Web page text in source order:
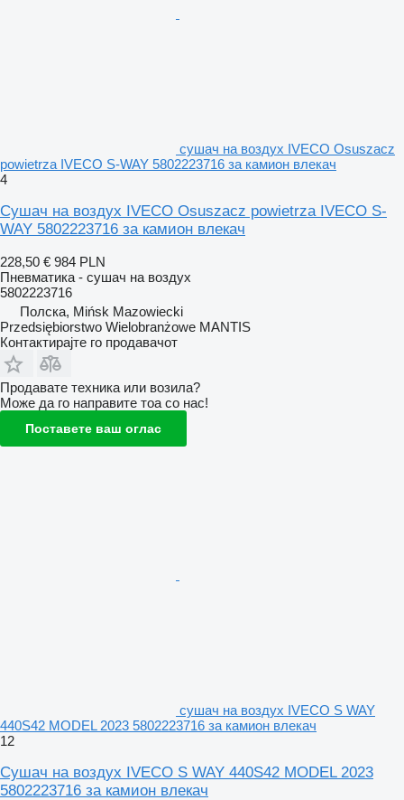
сушач на воздух IVECO Osuszacz
powietrza IVECO S-WAY 5802223716 за камион влекач
4
Сушач на воздух IVECO Osuszacz powietrza IVECO S-
WAY 5802223716 за камион влекач
228,50 € 984 PLN
Пневматика - сушач на воздух
5802223716
Полска, Mińsk Mazowiecki
Przedsiębiorstwo Wielobranżowe MANTIS
Контактирајте го продавачот
Продавате техника или возила?
Може да го направите тоа со нас!
Поставете ваш оглас
сушач на воздух IVECO S WAY
440S42 MODEL 2023 5802223716 за камион влекач
12
Сушач на воздух IVECO S WAY 440S42 MODEL 2023
5802223716 за камион влекач